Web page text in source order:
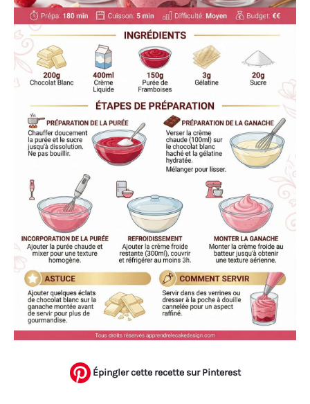
Épingler cette recette sur Pinterest